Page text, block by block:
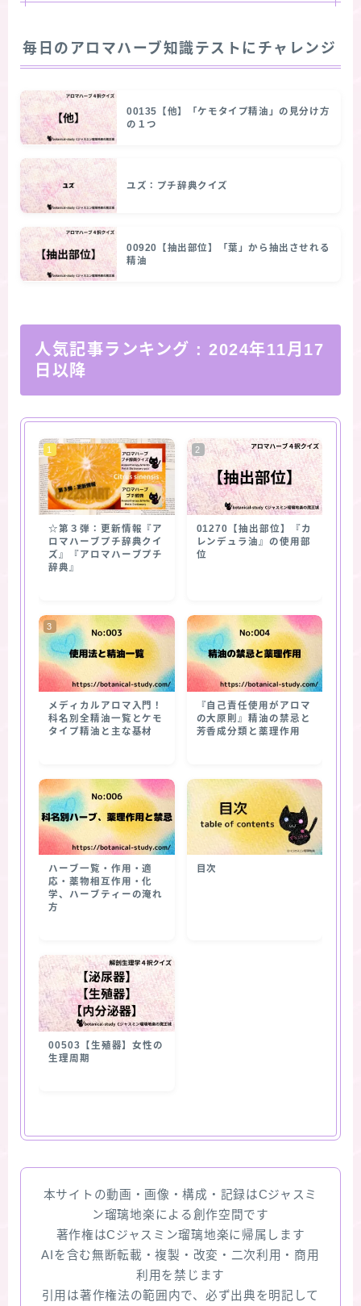
毎日のアロマハーブ知識テストにチャレンジ
00135【他】「ケモタイプ精油」の見分け方
の１つ
ユズ：プチ辞典クイズ
00920【抽出部位】「葉」から抽出させれる
精油
人気記事ランキング : 2024年11月17
日以降
☆第３弾：更新情報『ア
ロマハーブプチ辞典クイ
ズ』『アロマハーブプチ
辞典』
01270【抽出部位】『カ
レンデュラ油』の使用部
位
メディカルアロマ入門！
科名別全精油一覧とケモ
タイプ精油と主な基材
『自己責任使用がアロマ
の大原則』精油の禁忌と
芳香成分類と薬理作用
ハーブ一覧・作用・適
応・薬物相互作用・化
学、ハーブティーの淹れ
方
目次
00503【生殖器】女性の
生理周期
本サイトの動画・画像・構成・記録はCジャスミ
ン瑠璃地楽による創作空間です
著作権はCジャスミン瑠璃地楽に帰属します
AIを含む無断転載・複製・改変・二次利用・商用
利用を禁じます
引用は著作権法の範囲内で、必ず出典を明記して